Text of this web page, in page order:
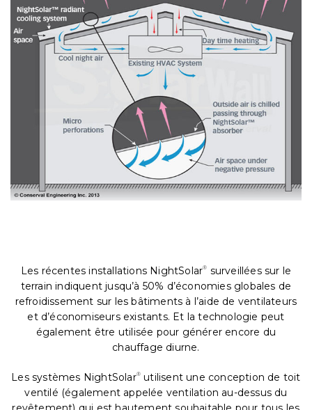
Les récentes installations NightSolar® surveillées sur le
terrain indiquent jusqu’à 50% d’économies globales de
refroidissement sur les bâtiments à l’aide de ventilateurs
et d’économiseurs existants. Et la technologie peut
également être utilisée pour générer encore du
chauffage diurne.
Les systèmes NightSolar® utilisent une conception de toit
ventilé (également appelée ventilation au-dessus du